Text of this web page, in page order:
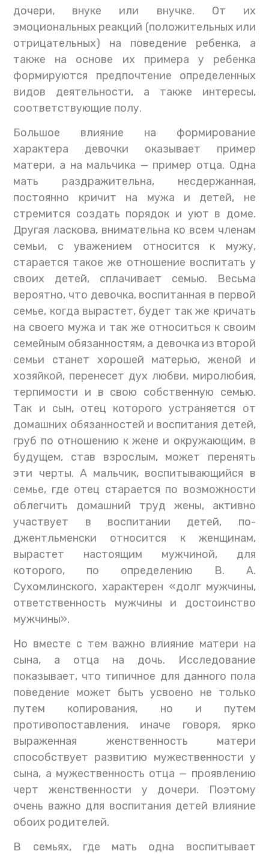
дочери, внуке или внучке. От их
эмоциональных реакций (положительных или
отрицательных) на поведение ребенка, а
также на основе их примера у ребенка
формируются предпочтение определенных
видов деятельности, а также интересы,
соответствующие полу.
Большое влияние на формирование
характера девочки оказывает пример
матери, а на мальчика — пример отца. Одна
мать раздражительна, несдержанная,
постоянно кричит на мужа и детей, не
стремится создать порядок и уют в доме.
Другая ласкова, внимательна ко всем членам
семьи, с уважением относится к мужу,
старается такое же отношение воспитать у
своих детей, сплачивает семью. Весьма
вероятно, что девочка, воспитанная в первой
семье, когда вырастет, будет так же кричать
на своего мужа и так же относиться к своим
семейным обязанностям, а девочка из второй
семьи станет хорошей матерью, женой и
хозяйкой, перенесет дух любви, миролюбия,
терпимости и в свою собственную семью.
Так и сын, отец которого устраняется от
домашних обязанностей и воспитания детей,
груб по отношению к жене и окружающим, в
будущем, став взрослым, может перенять
эти черты. А мальчик, воспитывающийся в
семье, где отец старается по возможности
облегчить домашний труд жены, активно
участвует в воспитании детей, по-
джентльменски относится к женщинам,
вырастет настоящим мужчиной, для
которого, по определению В. А.
Сухомлинского, характерен «долг мужчины,
ответственность мужчины и достоинство
мужчины».
Но вместе с тем важно влияние матери на
сына, а отца на дочь. Исследование
показывает, что типичное для данного пола
поведение может быть усвоено не только
путем копирования, но и путем
противопоставления, иначе говоря, ярко
выраженная женственность матери
способствует развитию мужественности у
сына, а мужественность отца — проявлению
черт женственности у дочери. Поэтому
очень важно для воспитания детей влияние
обоих родителей.
В семьях, где мать одна воспитывает